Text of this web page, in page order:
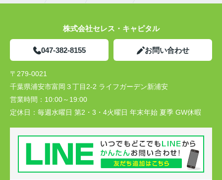
株式会社セレス・キャピタル
047-382-8155 お問い合わせ
〒279-0021
千葉県浦安市富岡３丁目2-2 ライフガーデン新浦安
営業時間： 10:00～19:00
定休日： 毎週水曜日 第2・3・4火曜日 年末年始 夏季 GW休暇